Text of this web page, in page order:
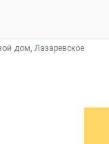
дом, Лазаревское